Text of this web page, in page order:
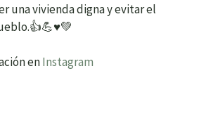
una vivienda digna y evitar el
enInstagram